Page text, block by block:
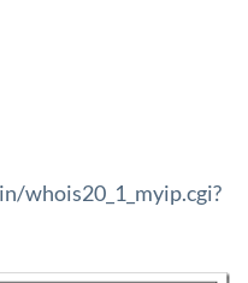
whois20_1_myip.cgi?